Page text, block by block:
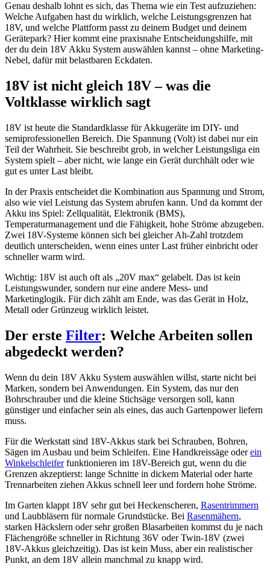
Genau deshalb lohnt es sich, das Thema wie ein Test aufzuziehen:
Welche Aufgaben hast du wirklich, welche Leistungsgrenzen hat
18V, und welche Plattform passt zu deinem Budget und deinem
Gerätepark? Hier kommt eine praxisnahe Entscheidungshilfe, mit
der du dein 18V Akku System auswählen kannst – ohne Marketing-
Nebel, dafür mit belastbaren Eckdaten.
18V ist nicht gleich 18V – was die
Voltklasse wirklich sagt
18V ist heute die Standardklasse für Akkugeräte im DIY- und
semiprofessionellen Bereich. Die Spannung (Volt) ist dabei nur ein
Teil der Wahrheit. Sie beschreibt grob, in welcher Leistungsliga ein
System spielt – aber nicht, wie lange ein Gerät durchhält oder wie
gut es unter Last bleibt.
In der Praxis entscheidet die Kombination aus Spannung und Strom,
also wie viel Leistung das System abrufen kann. Und da kommt der
Akku ins Spiel: Zellqualität, Elektronik (BMS),
Temperaturmanagement und die Fähigkeit, hohe Ströme abzugeben.
Zwei 18V-Systeme können sich bei gleicher Ah-Zahl trotzdem
deutlich unterscheiden, wenn eines unter Last früher einbricht oder
schneller warm wird.
Wichtig: 18V ist auch oft als „20V max“ gelabelt. Das ist kein
Leistungswunder, sondern nur eine andere Mess- und
Marketinglogik. Für dich zählt am Ende, was das Gerät in Holz,
Metall oder Grünzeug wirklich leistet.
Der erste Filter: Welche Arbeiten sollen
abgedeckt werden?
Wenn du dein 18V Akku System auswählen willst, starte nicht bei
Marken, sondern bei Anwendungen. Ein System, das nur den
Bohrschrauber und die kleine Stichsäge versorgen soll, kann
günstiger und einfacher sein als eines, das auch Gartenpower liefern
muss.
Für die Werkstatt sind 18V-Akkus stark bei Schrauben, Bohren,
Sägen im Ausbau und beim Schleifen. Eine Handkreissäge oderein
Winkelschleiferfunktionieren im 18V-Bereich gut, wenn du die
Grenzen akzeptierst: lange Schnitte in dickem Material oder harte
Trennarbeiten ziehen Akkus schnell leer und fordern hohe Ströme.
Im Garten klappt 18V sehr gut bei Heckenscheren, Rasentrimmern
und Laubbläsern für normale Grundstücke. Bei Rasenmähern,
starken Häckslern oder sehr großen Blasarbeiten kommst du je nach
Flächengröße schneller in Richtung 36V oder Twin-18V (zwei
18V-Akkus gleichzeitig). Das ist kein Muss, aber ein realistischer
Punkt, an dem 18V allein manchmal zu knapp wird.